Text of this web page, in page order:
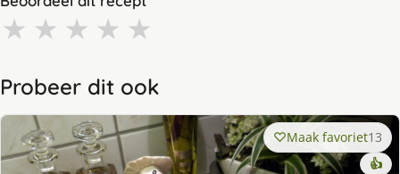
★ ★ ★ ★ ★
Probeer dit ook
Maak favoriet13
👍